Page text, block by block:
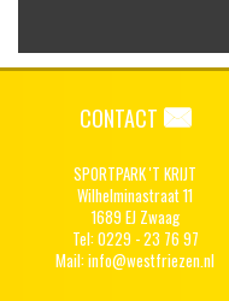
CONTACT
SPORTPARK 'T KRIJT
Wilhelminastraat 11
1689 EJ Zwaag
Tel: 0229 - 23 76 97
Mail:info@westfriezen.nl